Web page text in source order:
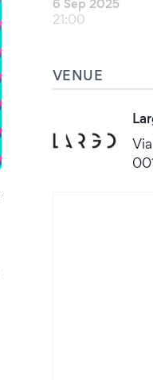
6 Sep 2025
21:00
VENUE